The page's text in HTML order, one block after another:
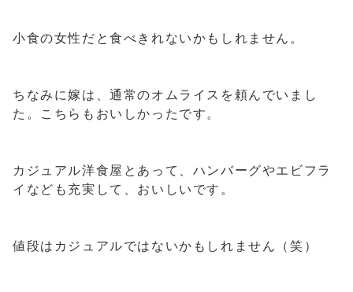
小食の女性だと食べきれないかもしれません。
ちなみに嫁は、通常のオムライスを頼んでいまし
た。こちらもおいしかったです。
カジュアル洋食屋とあって、ハンバーグやエビフラ
イなども充実して、おいしいです。
値段はカジュアルではないかもしれません（笑）